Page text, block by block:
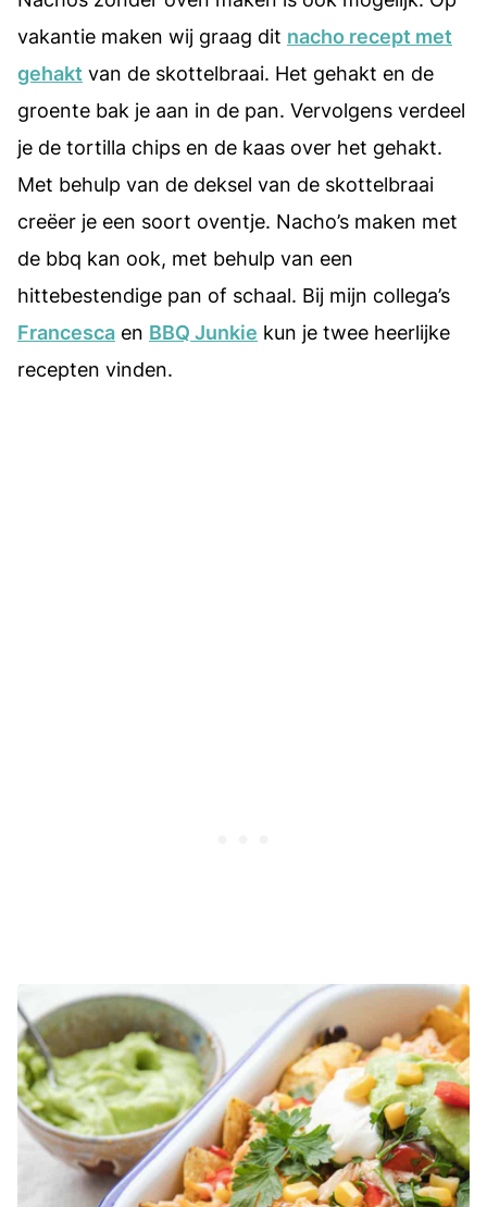
vakantie maken wij graag dit nacho recept met
gehakt van de skottelbraai. Het gehakt en de
groente bak je aan in de pan. Vervolgens verdeel
je de tortilla chips en de kaas over het gehakt.
Met behulp van de deksel van de skottelbraai
creëer je een soort oventje. Nacho’s maken met
de bbq kan ook, met behulp van een
hittebestendige pan of schaal. Bij mijn collega’s
Francesca en BBQ Junkie kun je twee heerlijke
recepten vinden.